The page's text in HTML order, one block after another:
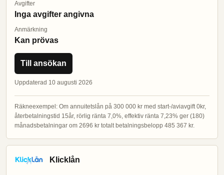
Avgifter
Inga avgifter angivna
Anmärkning
Kan prövas
Till ansökan
Uppdaterad 10 augusti 2026
Räkneexempel: Om annuitetslån på 300 000 kr med start-/aviavgift 0kr,
återbetalningstid 15år, rörlig ränta 7,0%, effektiv ränta 7,23% ger (180)
månadsbetalningar om 2696 kr totalt betalningsbelopp 485 367 kr.
Klicklån